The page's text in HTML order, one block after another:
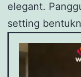
elegant.
setting